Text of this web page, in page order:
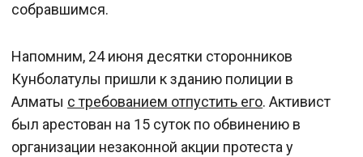
собравшимся.
Напомним, 24 июня десятки сторонников
Кунболатулы пришли к зданию полиции в
Алматы с требованием отпустить его. Активист
был арестован на 15 суток по обвинению в
организации незаконной акции протеста у